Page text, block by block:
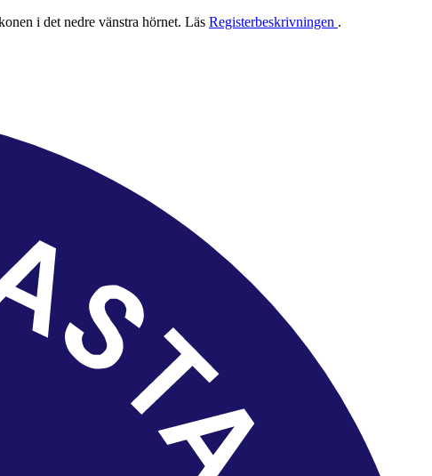
i det nedre vänstra hörnet. Läs Registerbeskrivningen .